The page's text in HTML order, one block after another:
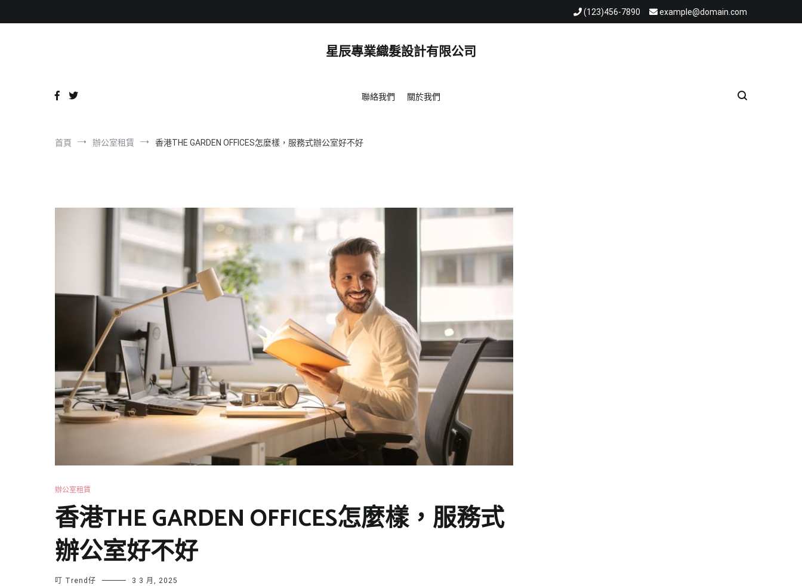
到
(123)456-7890 example@domain.com
星辰專業織髮設計有限公司
聯絡我們 關於我們
首頁 辦公室租賃 香港THE GARDEN OFFICES怎麼樣，服務式辦公室好不好
辦公室租賃
香港THE GARDEN OFFICES怎麼樣，服務式
辦公室好不好
叮 Trend仔 3 3 月, 2025